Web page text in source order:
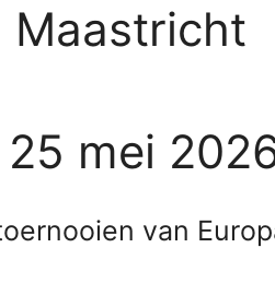
Maastricht
mei
van